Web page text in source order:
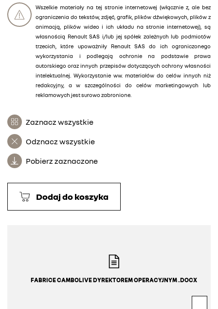
Wszelkie materiały na tej stronie internetowej (włącznie z, ale bez
ograniczenia do tekstów, zdjęć, grafik, plików dźwiękowych, plików z
animacją, plików wideo i ich układu na stronie internetowej), są
własnością Renault SAS i/lub jej spółek zależnych lub podmiotów
trzecich, które upoważniły Renault SAS do ich ograniczonego
wykorzystania i podlegają ochronie na podstawie prawa
autorskiego oraz innych przepisów dotyczących ochrony własności
intelektualnej. Wykorzystanie ww. materiałów do celów innych niż
redakcyjny, a w szczególności do celów marketingowych lub
reklamowych jest surowo zabronione.
Zaznacz wszystkie
Odznacz wszystkie
Pobierz zaznaczone
Dodaj do koszyka
FABRICE CAMBOLIVE DYREKTOREM OPERACYJNYM .DOCX